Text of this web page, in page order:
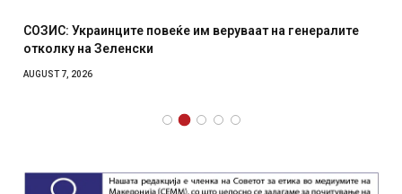
СОЗИС: Украинците повеќе им веруваат на генералите
отколку на Зеленски
AUGUST 7, 2026